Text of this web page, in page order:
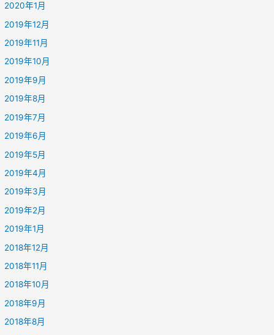
2020年1月
2019年12月
2019年11月
2019年10月
2019年9月
2019年8月
2019年7月
2019年6月
2019年5月
2019年4月
2019年3月
2019年2月
2019年1月
2018年12月
2018年11月
2018年10月
2018年9月
2018年8月